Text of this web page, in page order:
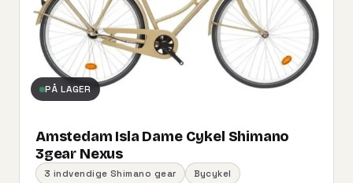
PÅ LAGER
Amstedam Isla Dame Cykel Shimano
3gear Nexus
3 indvendige Shimano gear Bycykel